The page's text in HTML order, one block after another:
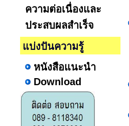
ความต่อเนื่องและ
ประสบผลสำเร็จ
แบ่งปันความรู้
หนังสือแนะนำ
Download